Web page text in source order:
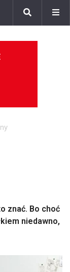
znać. Bo choć
niedawno,